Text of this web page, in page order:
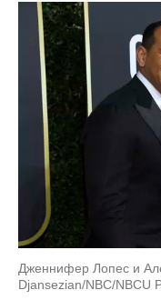
Дженнифер Лопес и
Djansezian/NBC/NBCU